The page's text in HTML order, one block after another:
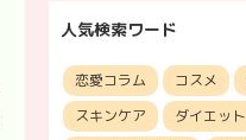
人気検索ワード
恋愛コラム コスメ
スキンケア
ダイエット